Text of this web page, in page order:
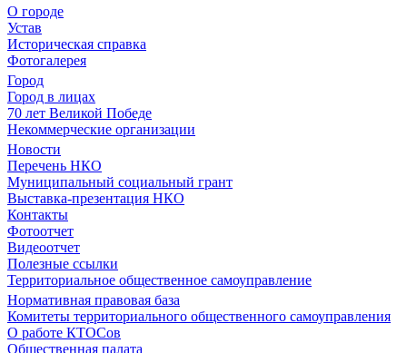
О городе
Устав
Историческая справка
Фотогалерея
Город
Город в лицах
70 лет Великой Победе
Некоммерческие организации
Новости
Перечень НКО
Муниципальный социальный грант
Выставка-презентация НКО
Контакты
Фотоотчет
Видеоотчет
Полезные ссылки
Территориальное общественное самоуправление
Нормативная правовая база
Комитеты территориального общественного самоуправления
О работе КТОСов
Общественная палата